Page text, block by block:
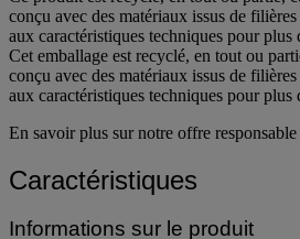
conçu avec des matériaux issus de
aux caractéristiques techniques pour
Cet emballage est recyclé, en tout ou
conçu avec des matériaux issus de
aux caractéristiques techniques pour
En savoir plus sur notre offre responsable
Caractéristiques
Informations sur le produit